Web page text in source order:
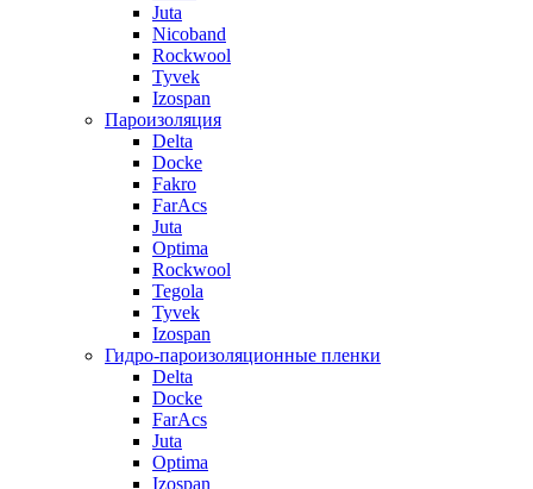
Juta
Nicoband
Rockwool
Tyvek
Izospan
Пароизоляция
Delta
Docke
Fakro
FarAcs
Juta
Optima
Rockwool
Tegola
Tyvek
Izospan
Гидро-пароизоляционные пленки
Delta
Docke
FarAcs
Juta
Optima
Izospan